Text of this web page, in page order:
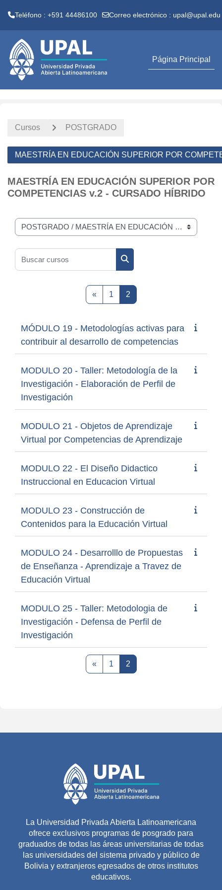
Teléfono : +591 44486100 Correo electrónico : upal@upal.edu
Página Principal
Cursos POSTGRADO
MAESTRÍA EN EDUCACIÓN SUPERIOR POR
MAESTRÍA EN EDUCACIÓN SUPERIOR POR
COMPETENCIAS v.2 - CURSADO HÍBRIDO
Categorías
Buscar cursos
Buscar cursos
«Página anterior
1 Página 1
2Página 2
MÓDULO 19 - Metodologías activas para
contribuir al desarrollo de competencias
MODULO 20 - Taller: Metodología de la
Investigación - Elaboración de Perfil de
Investigación
MODULO 21 - Objetos de Aprendizaje
Virtual por Competencias de Aprendizaje
MODULO 22 - El Diseño Didactico
Instruccional en Educacion Virtual
MODULO 23 - Construcción de
Contenidos para la Educación Virtual
MODULO 24 - Desarrolllo de Propuestas
de Enseñanza - Aprendizaje a Travez de
Educación Virtual
MODULO 25 - Taller: Metodologia de
Investigación - Defensa de Perfil de
Investigación
«Página anterior
1 Página 1
2Página 2
La Universidad Privada Abierta Latinoamericana
ofrece exclusivos programas de posgrado para
graduados de todas las áreas universitarias de todas
las universidades del sistema privado y público de
Bolivia y extranjeros egresados de otros institutos
educativos.